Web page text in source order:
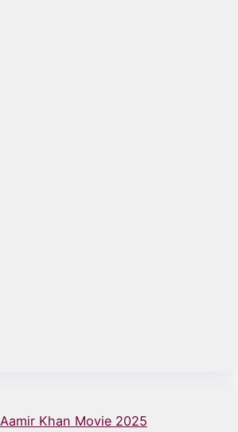
Aamir Khan Movie 2025